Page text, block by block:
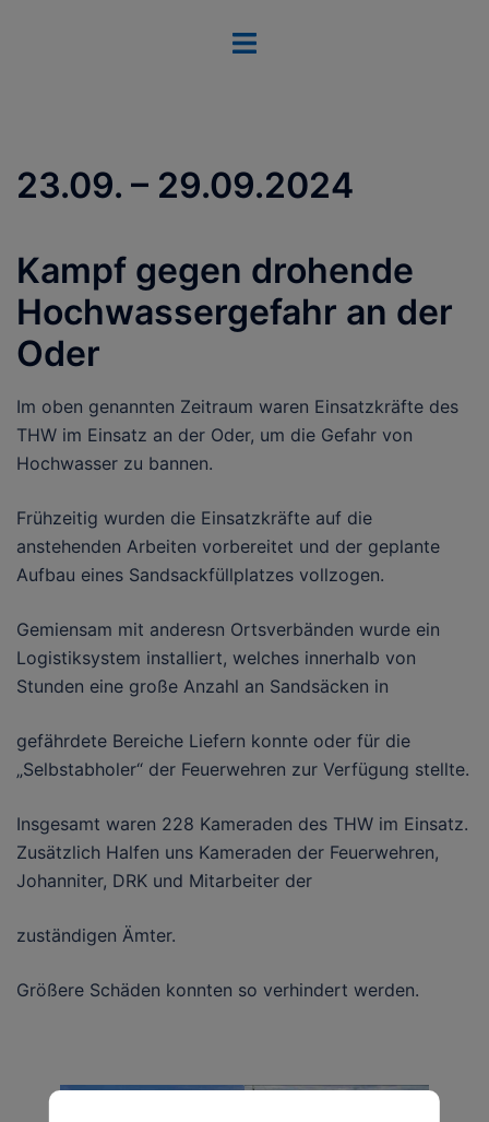
Menü
23.09. – 29.09.2024
Kampf gegen drohende
Hochwassergefahr an der
Oder
Im oben genannten Zeitraum waren Einsatzkräfte des
THW im Einsatz an der Oder, um die Gefahr von
Hochwasser zu bannen.
Frühzeitig wurden die Einsatzkräfte auf die
anstehenden Arbeiten vorbereitet und der geplante
Aufbau eines Sandsackfüllplatzes vollzogen.
Gemiensam mit anderesn Ortsverbänden wurde ein
Logistiksystem installiert, welches innerhalb von
Stunden eine große Anzahl an Sandsäcken in
gefährdete Bereiche Liefern konnte oder für die
„Selbstabholer“ der Feuerwehren zur Verfügung stellte.
Insgesamt waren 228 Kameraden des THW im Einsatz.
Zusätzlich Halfen uns Kameraden der Feuerwehren,
Johanniter, DRK und Mitarbeiter der
zuständigen Ämter.
Größere Schäden konnten so verhindert werden.